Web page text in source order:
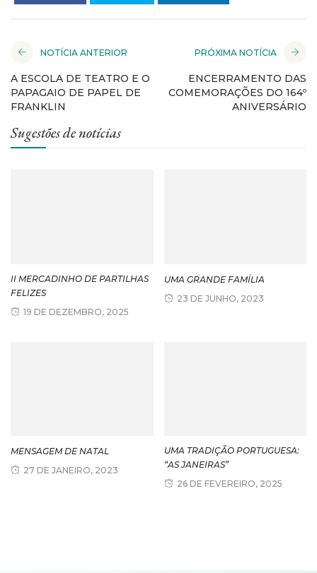
NOTÍCIA ANTERIOR
A ESCOLA DE TEATRO E O
PAPAGAIO DE PAPEL DE
FRANKLIN
PRÓXIMA NOTÍCIA
ENCERRAMENTO DAS
COMEMORAÇÕES DO 164º
ANIVERSÁRIO
Sugestões de notícias
II MERCADINHO DE PARTILHAS
FELIZES
19 DE DEZEMBRO, 2025
UMA GRANDE FAMÍLIA
23 DE JUNHO, 2023
MENSAGEM DE NATAL
27 DE JANEIRO, 2023
UMA TRADIÇÃO PORTUGUESA:
“AS JANEIRAS”
26 DE FEVEREIRO, 2025